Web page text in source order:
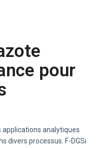
pour
applications analytiques
divers processus. F-DGSi